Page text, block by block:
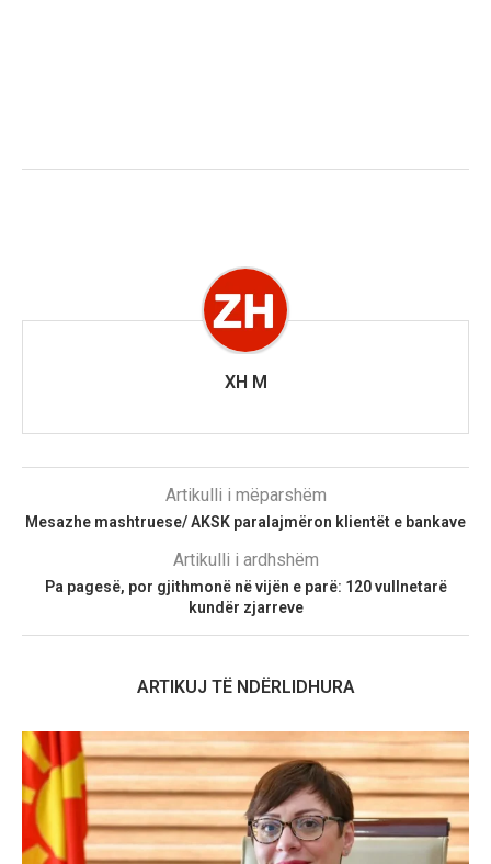
XH M
Artikulli i mëparshëm
Mesazhe mashtruese/ AKSK paralajmëron klientët e bankave
Artikulli i ardhshëm
Pa pagesë, por gjithmonë në vijën e parë: 120 vullnetarë
kundër zjarreve
ARTIKUJ TË NDËRLIDHURA